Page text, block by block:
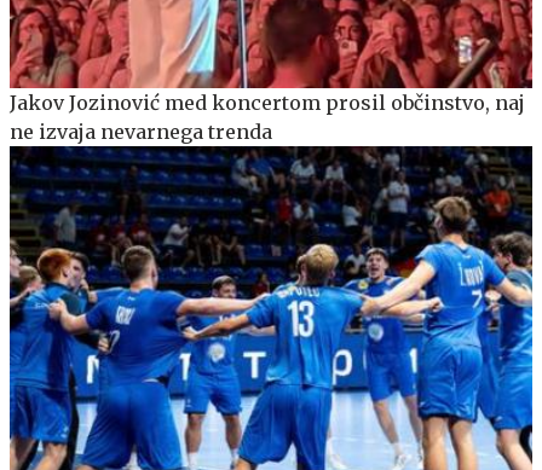
Jakov Jozinović med koncertom prosil občinstvo, naj
ne izvaja nevarnega trenda